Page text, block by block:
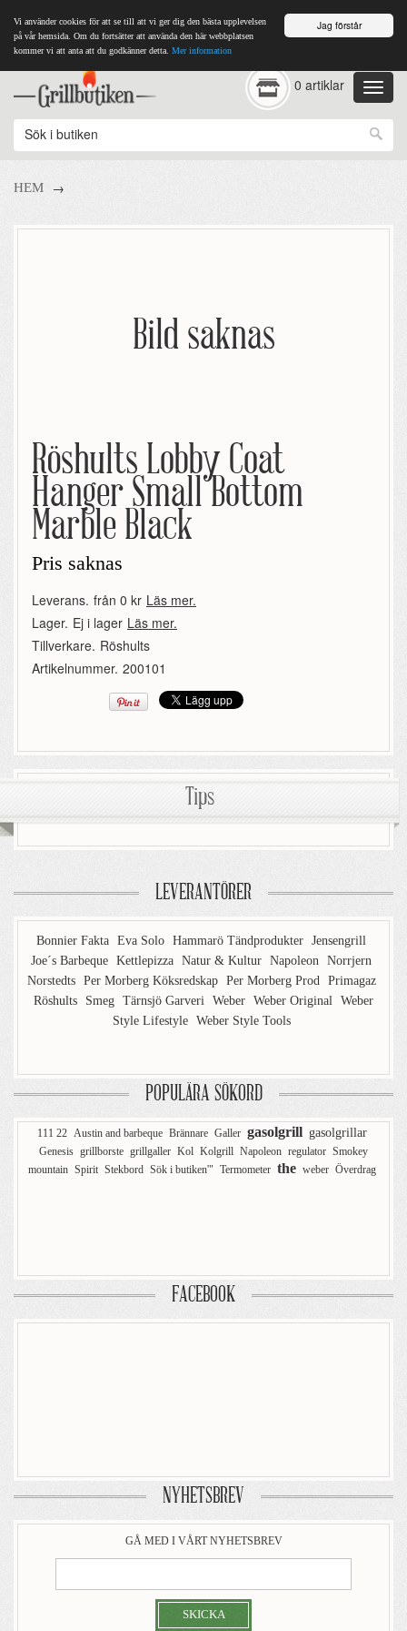
Jag förstår
Vi använder cookies för att se till att vi ger dig den bästa upplevelsen
på vår hemsida. Om du fortsätter att använda den här webbplatsen
kommer vi att anta att du godkänner detta. Mer information
0 artiklar
HEM →
Bild saknas
Röshults Lobby Coat
Hanger Small Bottom
Marble Black
Pris saknas
Leverans. från 0 kr Läs mer.
Lager. Ej i lager Läs mer.
Tillverkare. Röshults
Artikelnummer. 200101
Tips
LEVERANTÖRER
Bonnier Fakta Eva Solo Hammarö Tändprodukter Jensengrill
Joe´s Barbeque Kettlepizza Natur & Kultur Napoleon Norrjern
Norstedts Per Morberg Köksredskap Per Morberg Prod Primagaz
Röshults
Smeg Tärnsjö Garveri Weber Weber Original Weber
Style Lifestyle Weber Style Tools
POPULÄRA SÖKORD
111 22 Austin and barbeque Brännare Galler gasolgrill gasolgrillar
Genesis grillborste grillgaller Kol Kolgrill Napoleon regulator Smokey
mountain Spirit Stekbord Sök i butiken'" Termometer the weber Överdrag
FACEBOOK
NYHETSBREV
GÅ MED I VÅRT NYHETSBREV
SKICKA